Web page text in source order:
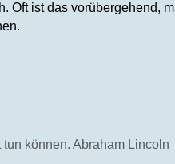
Oft ist das vorübergehend,
können. Abraham Lincoln